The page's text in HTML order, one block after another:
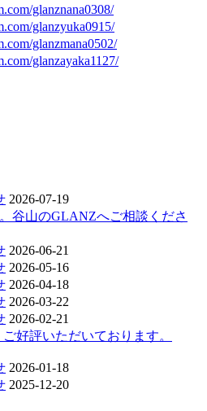
glanznana0308/
glanzyuka0915/
glanzmana0502/
glanzayaka1127/
2026-07-19
谷山のGLANZへご相談くださ
2026-06-21
2026-05-16
2026-04-18
2026-03-22
2026-02-21
好評いただいております。
2026-01-18
2025-12-20